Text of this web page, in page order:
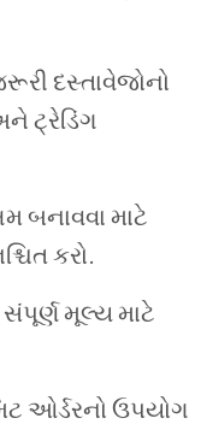
દસ્તાવેજોનો
ટ્રેડિંગ
બનાવવા માટે
કરો.
મૂલ્ય માટે
ઓર્ડરનો ઉપયોગ